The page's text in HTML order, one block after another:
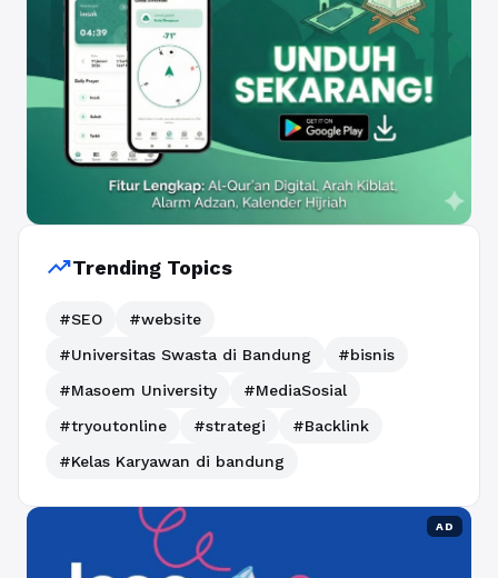
trending_upTrending Topics
#SEO
#website
#Universitas Swasta di Bandung
#bisnis
#Masoem University
#MediaSosial
#tryoutonline
#strategi
#Backlink
#Kelas Karyawan di bandung
AD